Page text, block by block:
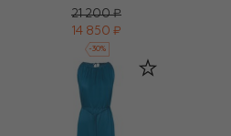
21 200 ₽
14 850 ₽
-30%